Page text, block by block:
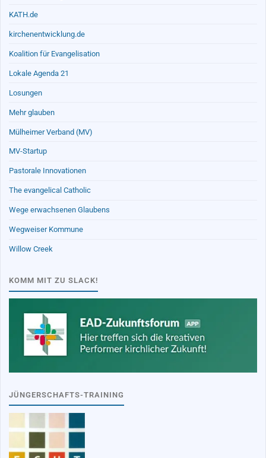
KATH.de
kirchenentwicklung.de
Koalition für Evangelisation
Lokale Agenda 21
Losungen
Mehr glauben
Mülheimer Verband (MV)
MV-Startup
Pastorale Innovationen
The evangelical Catholic
Wege erwachsenen Glaubens
Wegweiser Kommune
Willow Creek
KOMM MIT ZU SLACK!
JÜNGERSCHAFTS-TRAINING